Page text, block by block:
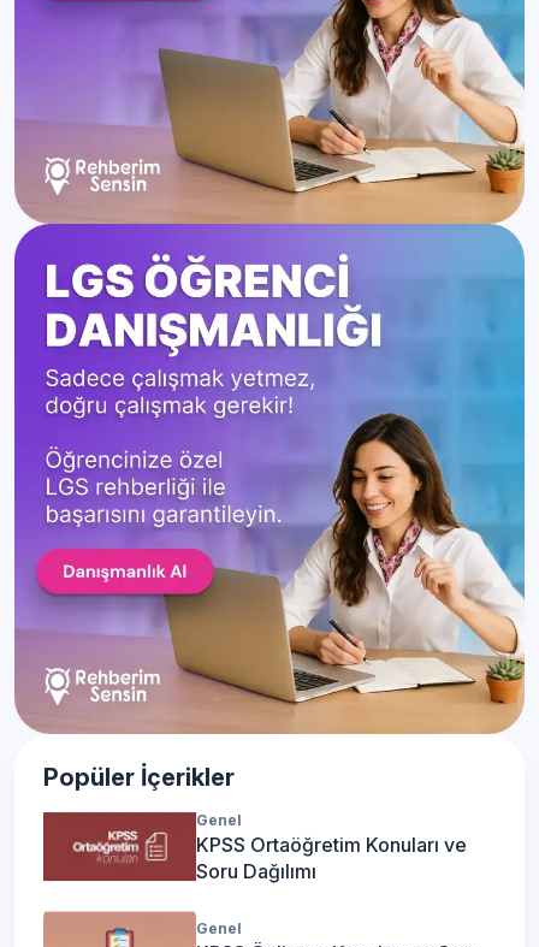
Popüler İçerikler
Genel
KPSS Ortaöğretim Konuları ve
Soru Dağılımı
Genel